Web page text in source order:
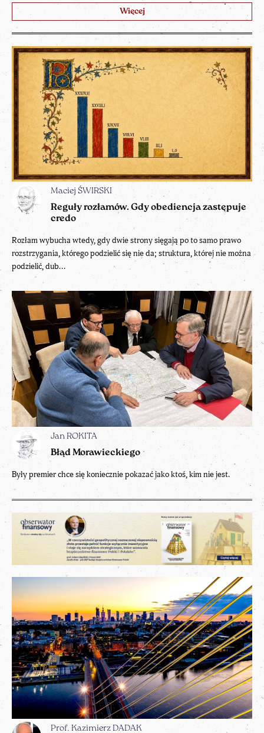
Więcej
Maciej ŚWIRSKI
Reguły rozłamów. Gdy obediencja zastępuje
credo
Rozłam wybucha wtedy, gdy dwie strony sięgają po to samo prawo
rozstrzygania, którego podzielić się nie da; struktura, której nie można
podzielić, dub...
Jan ROKITA
Błąd Morawieckiego
Były premier chce się koniecznie pokazać jako ktoś, kim nie jest.
Prof. Kazimierz DADAK